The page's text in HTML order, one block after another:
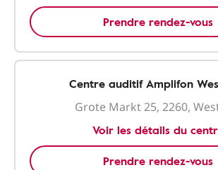
Prendre rendez-vous
Centre auditif Amplifon
Grote Markt 25, 2260,
Voir les détails du
Prendre rendez-vous